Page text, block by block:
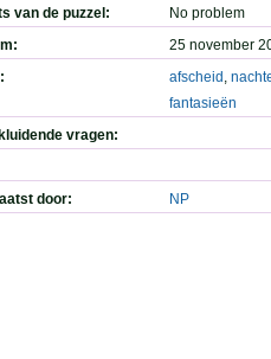
van de puzzel:
No problem
25 november
afscheid ,
fantasieën
vragen:
door: NP